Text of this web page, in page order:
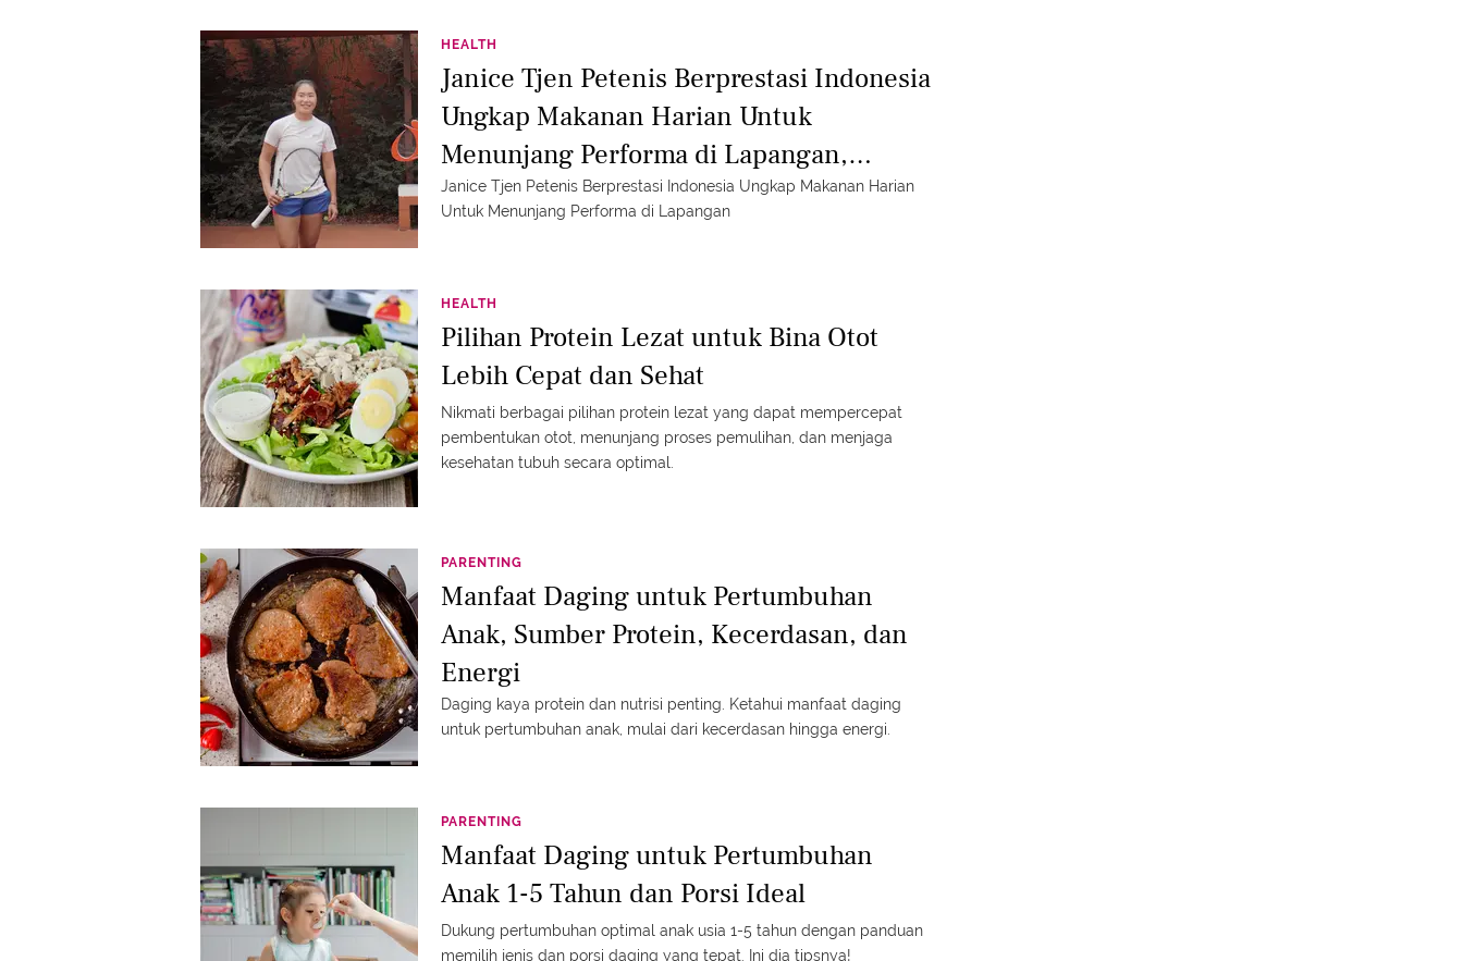
HEALTH
Janice Tjen Petenis Berprestasi Indonesia
Ungkap Makanan Harian Untuk
Menunjang Performa di Lapangan,
Protein Hewani Sangat Penting
Janice Tjen Petenis Berprestasi Indonesia Ungkap Makanan Harian
Untuk Menunjang Performa di Lapangan
HEALTH
Pilihan Protein Lezat untuk Bina Otot
Lebih Cepat dan Sehat
Nikmati berbagai pilihan protein lezat yang dapat mempercepat
pembentukan otot, menunjang proses pemulihan, dan menjaga
kesehatan tubuh secara optimal.
PARENTING
Manfaat Daging untuk Pertumbuhan
Anak, Sumber Protein, Kecerdasan, dan
Energi
Daging kaya protein dan nutrisi penting. Ketahui manfaat daging
untuk pertumbuhan anak, mulai dari kecerdasan hingga energi.
PARENTING
Manfaat Daging untuk Pertumbuhan
Anak 1-5 Tahun dan Porsi Ideal
Dukung pertumbuhan optimal anak usia 1-5 tahun dengan panduan
memilih jenis dan porsi daging yang tepat. Ini dia tipsnya!